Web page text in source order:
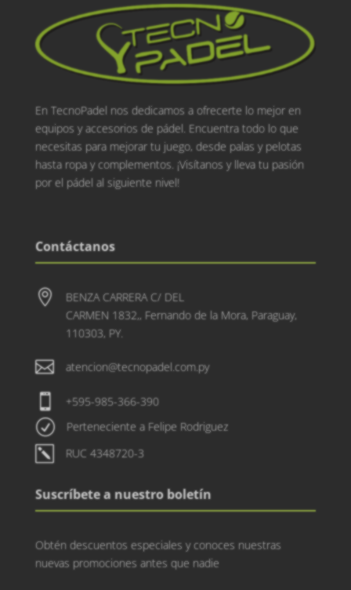
En TecnoPadel nos dedicamos a ofrecerte lo mejor en
equipos y accesorios de pádel. Encuentra todo lo que
necesitas para mejorar tu juego, desde palas y pelotas
hasta ropa y complementos. ¡Visítanos y lleva tu pasión
por el pádel al siguiente nivel!
Contáctanos

BENZA CARRERA C/ DEL
CARMEN 1832,, Fernando de la Mora, Paraguay,
110303, PY.
 atencion@tecnopadel.com.py
 +595-985-366-390
R Perteneciente a Felipe Rodriguez
k RUC 4348720-3
Suscríbete a nuestro boletín
Obtén descuentos especiales y conoces nuestras
nuevas promociones antes que nadie